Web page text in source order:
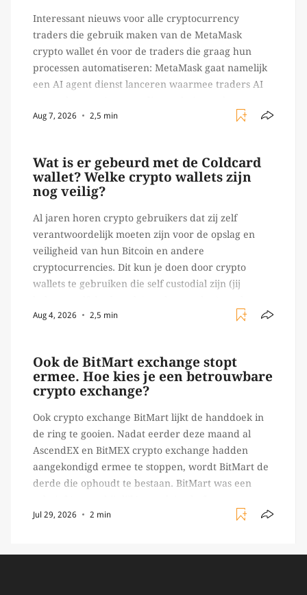
Interessant nieuws voor alle cryptocurrency
traders die gebruik maken van de MetaMask
crypto wallet én voor de traders die graag hun
processen automatiseren: MetaMask gaat namelijk
een AI agent dienst lanceren waarmee traders AI
verrichten, zoals het daadwerkelijk uitvoeren van
Aug 7, 2026 2,5 min
Wat is er gebeurd met de Coldcard
wallet? Welke crypto wallets zijn
nog veilig?
Al jaren horen crypto gebruikers dat zij zelf
verantwoordelijk moeten zijn voor de opslag en
veiligheid van hun Bitcoin en andere
cryptocurrencies. Dit kun je doen door crypto
wallets te gebruiken die self custodial zijn (jij
Ledger of Trezor bijvoorbeeld. Echter, op 29 juli
Aug 4, 2026 2,5 min
Ook de BitMart exchange stopt
ermee. Hoe kies je een betrouwbare
crypto exchange?
Ook crypto exchange BitMart lijkt de handdoek in
de ring te gooien. Nadat eerder deze maand al
AscendEX en BitMEX crypto exchange hadden
aangekondigd ermee te stoppen, wordt BitMart de
derde die ophoudt te bestaan. BitMart was een
crypto handelaren terecht konden om te handelen
Jul 29, 2026 2 min